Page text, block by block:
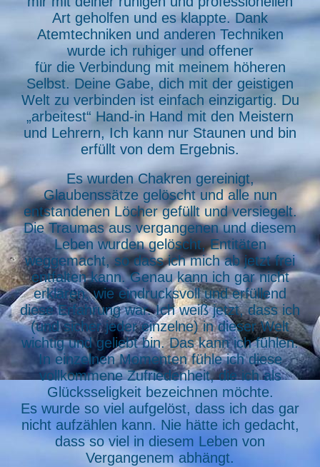
Art geholfen und es klappte. Dank
Atemtechniken und anderen Techniken
wurde ich ruhiger und offener
für die Verbindung mit meinem höheren
Selbst. Deine Gabe, dich mit der geistigen
Welt zu verbinden ist einfach einzigartig. Du
„arbeitest“ Hand-in Hand mit den Meistern
und Lehrern, Ich kann nur Staunen und bin
erfüllt von dem Ergebnis.
Es wurden Chakren gereinigt,
Glaubenssätze gelöscht und alle nun
entstandenen Löcher gefüllt und versiegelt.
Die Traumas aus vergangenen und diesem
Leben wurden gelöscht, Entitäten
weggemacht, so dass ich mich ab jetzt frei
entfalten kann. Genau kann ich gar nicht
erklären, wie eindrucksvoll und erfüllend
diese Erfahrung war. Ich weiß jetzt, dass ich
(und sicher jeder einzelne) in dieser Welt
wichtig und geliebt bin. Das kann ich fühlen.
In einzelnen Momenten fühle ich diese
vollkommene Zufriedenheit, die ich als
Glücksseligkeit bezeichnen möchte.
Es wurde so viel aufgelöst, dass ich das gar
nicht aufzählen kann. Nie hätte ich gedacht,
dass so viel in diesem Leben von
Vergangenem abhängt.